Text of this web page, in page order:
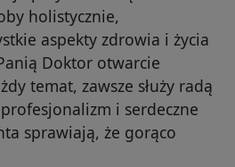
holistycznie,
aspekty zdrowia i życia
Doktor otwarcie
temat, zawsze służy radą
i serdeczne
sprawiają, że gorąco